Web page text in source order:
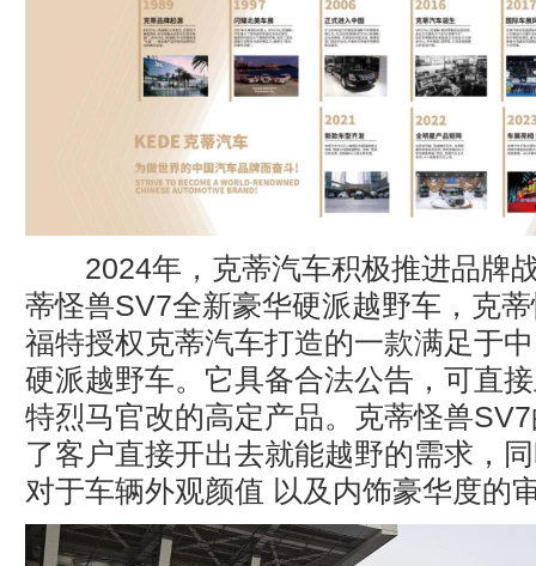
2024年，克蒂汽车积极推进品牌
蒂怪兽SV7全新豪华硬派越野车，克
福特授权克蒂汽车打造的一款满足于
硬派越野车。它具备合法公告，可直
特烈马官改的高定产品。克蒂怪兽
了客户直接开出去就能越野的需求，
对于车辆外观颜值 以及内饰豪华度的